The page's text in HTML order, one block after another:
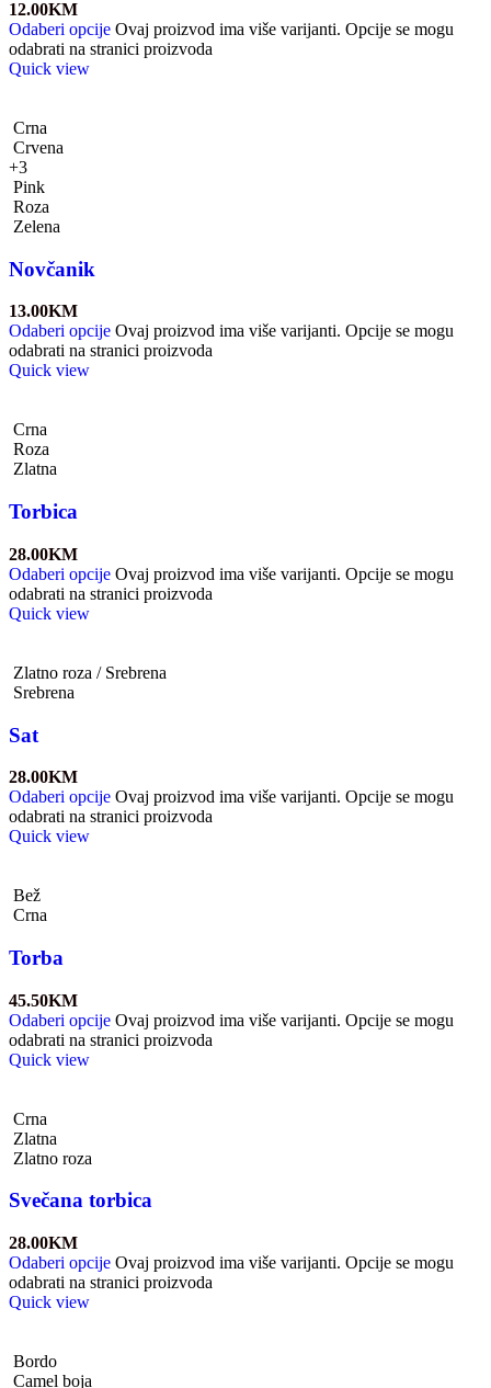
12.00KM
Odaberi opcije Ovaj proizvod ima više varijanti. Opcije se mogu
odabrati na stranici proizvoda
Quick view
Crna
Crvena
+3
Pink
Roza
Zelena
Novčanik
13.00KM
Odaberi opcije Ovaj proizvod ima više varijanti. Opcije se mogu
odabrati na stranici proizvoda
Quick view
Crna
Roza
Zlatna
Torbica
28.00KM
Odaberi opcije Ovaj proizvod ima više varijanti. Opcije se mogu
odabrati na stranici proizvoda
Quick view
Zlatno roza / Srebrena
Srebrena
Sat
28.00KM
Odaberi opcije Ovaj proizvod ima više varijanti. Opcije se mogu
odabrati na stranici proizvoda
Quick view
Bež
Crna
Torba
45.50KM
Odaberi opcije Ovaj proizvod ima više varijanti. Opcije se mogu
odabrati na stranici proizvoda
Quick view
Crna
Zlatna
Zlatno roza
Svečana torbica
28.00KM
Odaberi opcije Ovaj proizvod ima više varijanti. Opcije se mogu
odabrati na stranici proizvoda
Quick view
Bordo
Camel boja